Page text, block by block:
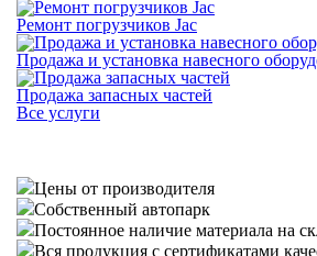
Ремонт погрузчиков Jac
Продажа и установка навесного
Продажа запасных частей
Все услуги
Цены от производителя
Собственный автопарк
Постоянное наличие материала на
Вся продукция с сертификатами